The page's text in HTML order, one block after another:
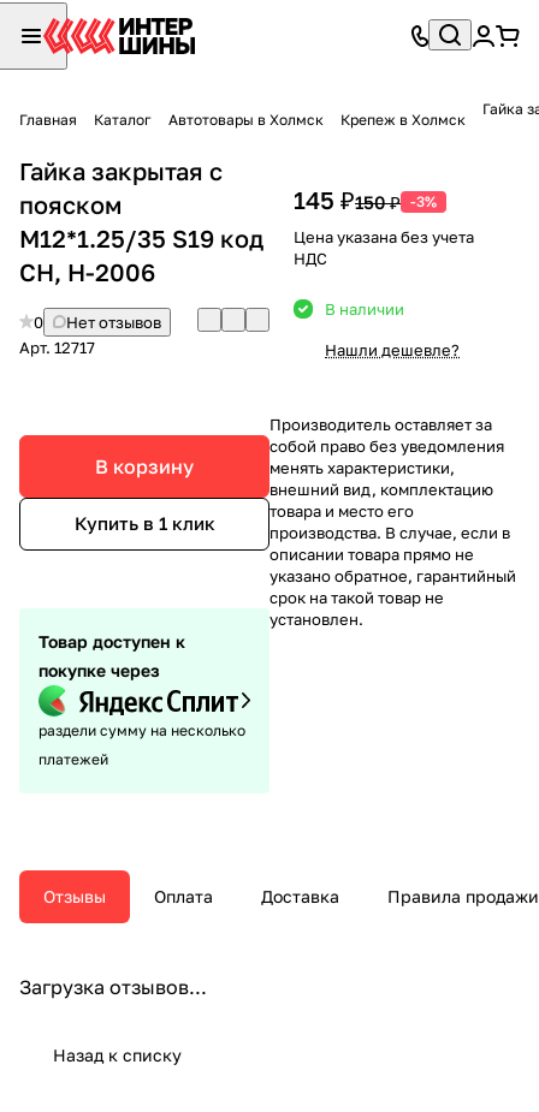
Главная Каталог Автотовары в Холмск Крепеж в Холмск
Гайка
Гайка закрытая с
пояском
М12*1.25/35 S19 код
CH, H-2006
0
Нет отзывов
Арт. 12717
В корзину
Купить в 1 клик
Товар доступен к
покупке через
раздели сумму на несколько
платежей
145 ₽150 ₽ -3%
Цена указана без учета
НДС
В наличии
Нашли дешевле?
Производитель оставляет за
собой право без уведомления
менять характеристики,
внешний вид, комплектацию
товара и место его
производства. В случае, если в
описании товара прямо не
указано обратное, гарантийный
срок на такой товар не
установлен.
Отзывы Оплата Доставка Правила продажи
Загрузка отзывов...
Назад к списку